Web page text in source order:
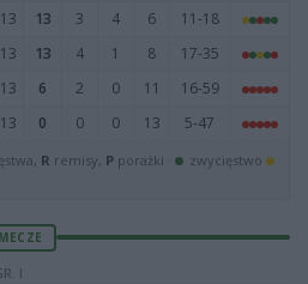
13 13 3 4 6
11-18
13 13 4 1 8
17-35
13 6 2 0 11
16-59
13 0 0 0 13 5-47
R remisy, P porażki ·
zwycięstwo
I